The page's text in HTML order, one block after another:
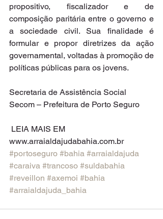
propositivo, fiscalizador e de
composição paritária entre o governo e
a sociedade civil. Sua finalidade é
formular e propor diretrizes da ação
governamental, voltadas à promoção de
políticas públicas para os jovens.
Secretaria de Assistência Social
Secom – Prefeitura de Porto Seguro
www.arraialdajudabahia.com.br
#portoseguro #bahia #arraialdajuda
#caraiva #trancoso #suldabahia
#reveillon #axemoi #bahia
#arraialdajuda_bahia